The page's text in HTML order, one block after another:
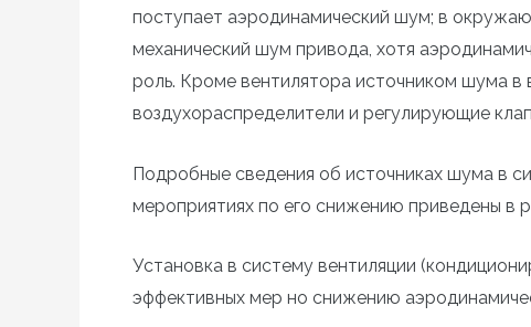
поступает аэродинамический шум; в
механический шум привода, хотя
роль. Кроме вентилятора источником шума
воздухораспределители и регулирующие
Подробные сведения об источниках шума в
мероприятиях по его снижению приведены в
Установка в систему вентиляции
эффективных мер но снижению